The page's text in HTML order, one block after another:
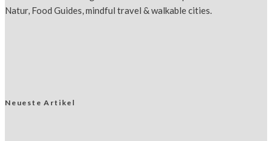
Natur, Food Guides, mindful travel & walkable cities.
Neueste Artikel